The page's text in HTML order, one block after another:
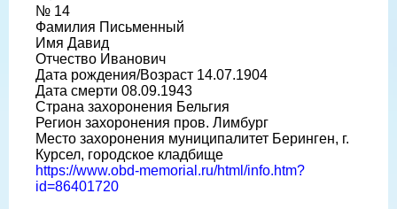
№ 14
Фамилия Письменный
Имя Давид
Отчество Иванович
Дата рождения/Возраст 14.07.1904
Дата смерти 08.09.1943
Страна захоронения Бельгия
Регион захоронения пров. Лимбург
Место захоронения муниципалитет Беринген, г.
Курсел, городское кладбище
https://www.obd-memorial.ru/html/info.htm?
id=86401720